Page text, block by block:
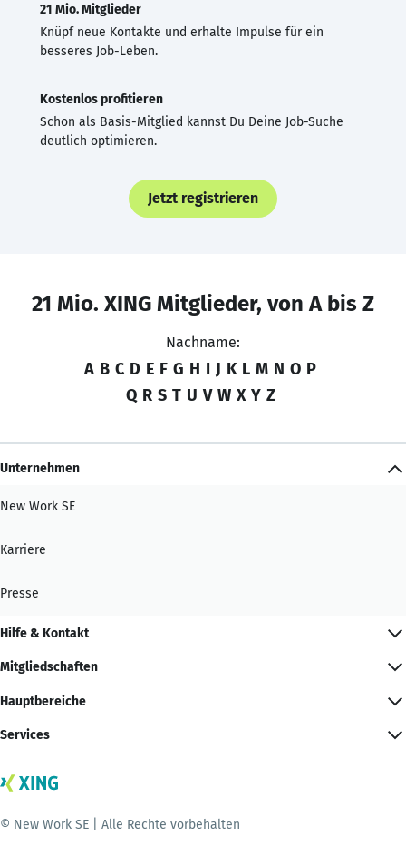
21 Mio. Mitglieder
Knüpf neue Kontakte und erhalte Impulse für ein
besseres Job-Leben.
Kostenlos profitieren
Schon als Basis-Mitglied kannst Du Deine Job-Suche
deutlich optimieren.
Jetzt registrieren
21 Mio. XING Mitglieder, von A bis Z
Nachname:
A B C D E F G H I J K L M N O P
Q R S T U V W X Y Z
Unternehmen
New Work SE
Karriere
Presse
Hilfe & Kontakt
Mitgliedschaften
Hauptbereiche
Services
© New Work SE | Alle Rechte vorbehalten